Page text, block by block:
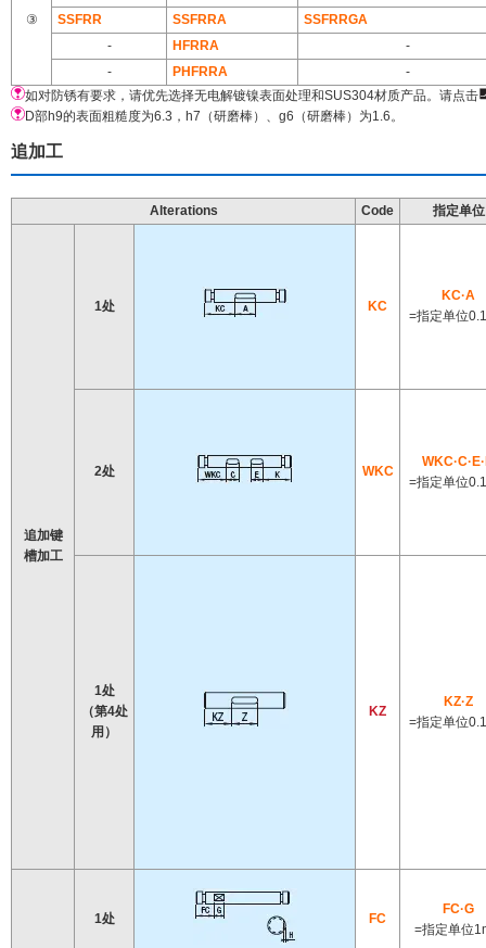
③
SSFRR
SSFRRA
SSFRRGA
-
HFRRA
-
-
PHFRRA
-
如对防锈有要求，请优先选择无电解镀镍表面处理和SUS304材质产品。请点击
D部h9的表面粗糙度为6.3，h7（研磨棒）、g6（研磨棒）为1.6。
追加工
Alterations Code 指定单位
追加键
槽加工
1处 KC
KC·A
=指定单位
2处 WKC
=指定单位
1处
（第4处
用）
KZ
KZ·Z
=指定单位
1处 FC
FC·G
=指定单位